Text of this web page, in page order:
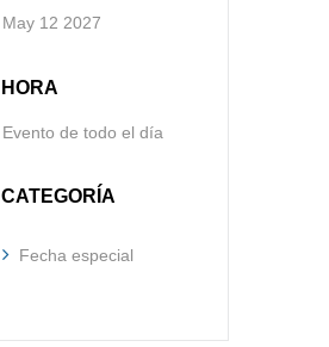
May 12 2027
HORA
Evento de todo el día
CATEGORÍA
Fecha especial